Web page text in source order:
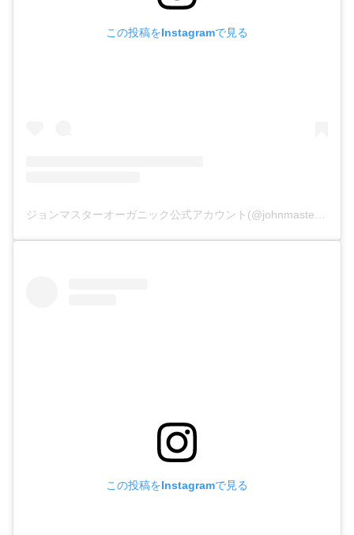
この投稿をInstagramで見る
ジョンマスターオーガニック公式アカウント(@johnmastersorganics_japan)がシェアした投稿
この投稿をInstagramで見る